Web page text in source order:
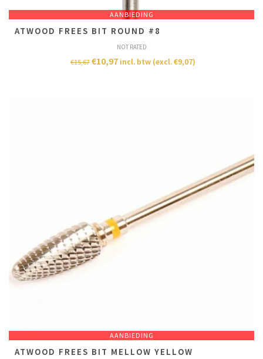
AANBIEDING
ATWOOD FREES BIT ROUND #8
NOT RATED
€15,67 €10,97 incl. btw (excl.€9,07)
AANBIEDING
ATWOOD FREES BIT MELLOW YELLOW